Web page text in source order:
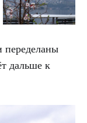
переделаны
дальше к